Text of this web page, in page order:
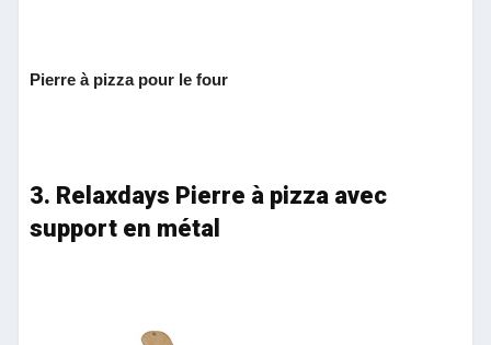
Pierre à pizza pour le four
3. Relaxdays Pierre à pizza avec
support en métal